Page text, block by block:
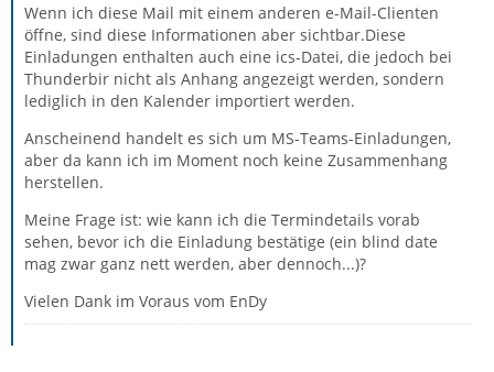
Wenn ich diese Mail mit einem anderen e-Mail-Clienten
öffne, sind diese Informationen aber sichtbar.Diese
Einladungen enthalten auch eine ics-Datei, die jedoch bei
Thunderbir nicht als Anhang angezeigt werden, sondern
lediglich in den Kalender importiert werden.
Anscheinend handelt es sich um MS-Teams-Einladungen,
aber da kann ich im Moment noch keine Zusammenhang
herstellen.
Meine Frage ist: wie kann ich die Termindetails vorab
sehen, bevor ich die Einladung bestätige (ein blind date
mag zwar ganz nett werden, aber dennoch...)?
Vielen Dank im Voraus vom EnDy